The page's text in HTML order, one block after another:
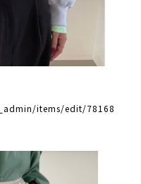
items/edit/78168